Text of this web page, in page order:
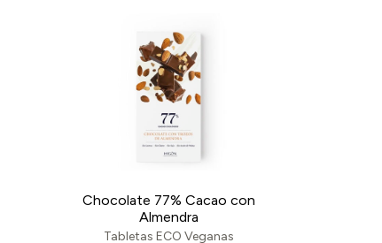
Chocolate 77% Cacao con
Almendra
Tabletas ECO Veganas